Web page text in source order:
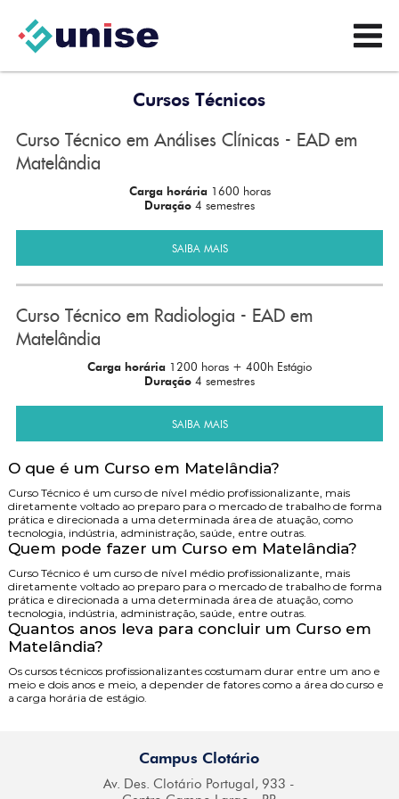
Cursos Técnicos
Curso Técnico em Análises Clínicas - EAD em
Matelândia
Carga horária 1600 horas
Duração 4 semestres
SAIBA MAIS
Curso Técnico em Radiologia - EAD em
Matelândia
Carga horária 1200 horas + 400h Estágio
Duração 4 semestres
SAIBA MAIS
O que é um Curso em Matelândia?
Curso Técnico é um curso de nível médio profissionalizante, mais
diretamente voltado ao preparo para o mercado de trabalho de forma
prática e direcionada a uma determinada área de atuação, como
tecnologia, indústria, administração, saúde, entre outras.
Quem pode fazer um Curso em Matelândia?
Curso Técnico é um curso de nível médio profissionalizante, mais
diretamente voltado ao preparo para o mercado de trabalho de forma
prática e direcionada a uma determinada área de atuação, como
tecnologia, indústria, administração, saúde, entre outras.
Quantos anos leva para concluir um Curso em
Matelândia?
Os cursos técnicos profissionalizantes costumam durar entre um ano e
meio e dois anos e meio, a depender de fatores como a área do curso e
a carga horária de estágio.
Campus Clotário
Av. Des. Clotário Portugal, 933 -